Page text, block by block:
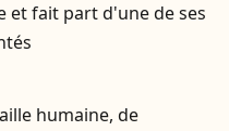
et fait part d'une de ses
humaine, de